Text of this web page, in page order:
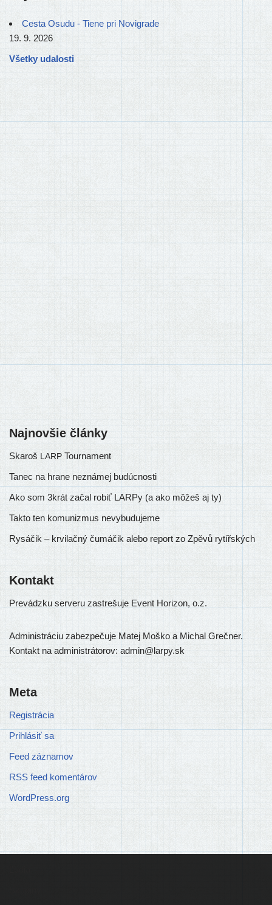
Cesta Osudu - Tiene pri Novigrade
19. 9. 2026
Všetky udalosti
Najnovšie články
Skaroš LARP Tournament
Tanec na hrane neznámej budúcnosti
Ako som 3krát začal robiť LARPy (a ako môžeš aj ty)
Takto ten komunizmus nevybudujeme
Rysáčik – krvilačný čumáčik alebo report zo Zpěvů rytířských
Kontakt
Prevádzku ser­ve­ru zastre­šu­je Event Horizon, o.z.
Administráciu zabez­pe­ču­je Matej Moško a Michal Grečner.
Kontakt na admi­nis­trá­to­rov: admin@larpy.sk
Meta
Registrácia
Prihlásiť sa
Feed záznamov
RSS feed komentárov
WordPress.org